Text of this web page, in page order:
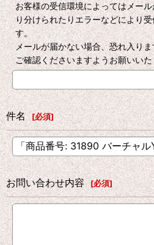
お客様の受信環境によってはメー
り分けられたりエラーなどにより
す。
メールが届かない場合、恐れ入り
ご確認くださいますようお願いい
件名 [必須]
お問い合わせ内容 [必須]